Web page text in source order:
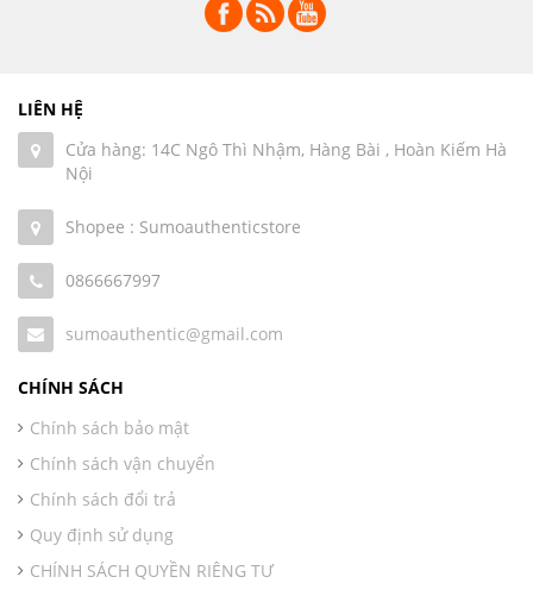
LIÊN HỆ
Cửa hàng: 14C Ngô Thì Nhậm, Hàng Bài , Hoàn Kiếm Hà
Nội
Shopee : Sumoauthenticstore
0866667997
sumoauthentic@gmail.com
CHÍNH SÁCH
Chính sách bảo mật
Chính sách vận chuyển
Chính sách đổi trả
Quy định sử dụng
CHÍNH SÁCH QUYỀN RIÊNG TƯ